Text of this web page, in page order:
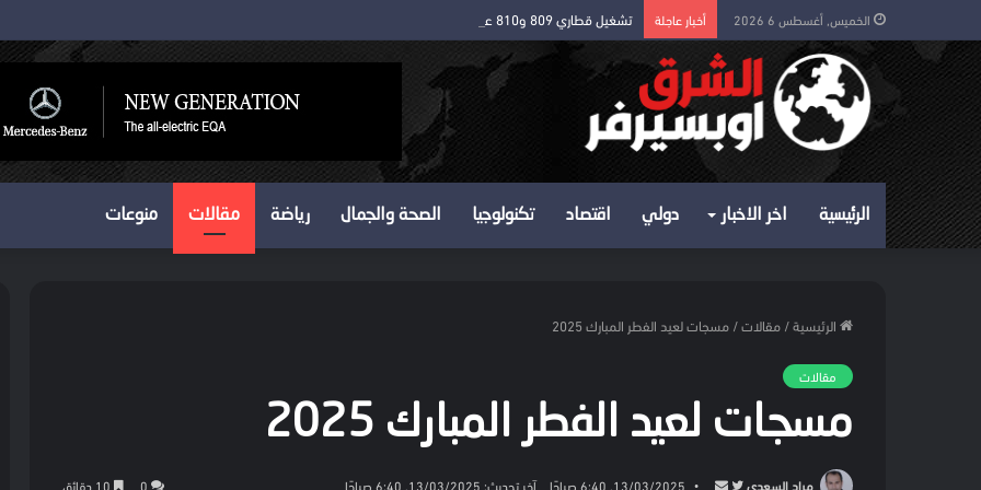
الخميس, أغسطس 6 2026 أخبار عاجلة تشغيل قطاري 809 و810 على خط شربين قلين بكامل الجدول
الرئيسية اخر الاخبار دولي اقتصاد تكنولوجيا الصحة والجمال رياضة مقالات منوعات
الرئيسية/ مقالات/ مسجات لعيد الفطر المبارك 2025
مقالات
مسجات لعيد الفطر المبارك 2025
مراد السعدي
تابعأرسل 13/03/2025, 6:40 صباحًا آخر تحديث: 13/03/2025, 6:40 صباحًا 0